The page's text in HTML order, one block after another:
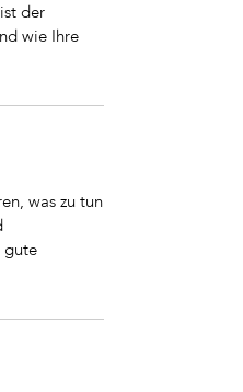
der
wie Ihre
was zu tun
gute